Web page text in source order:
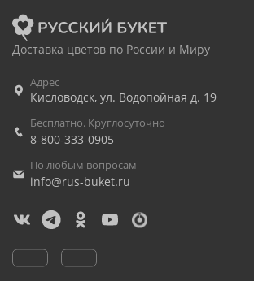
Доставка цветов по России и Миру
Адрес
Кисловодск, ул. Водопойная д. 19
Бесплатно. Круглосуточно
8-800-333-0905
По любым вопросам
info@rus-buket.ru